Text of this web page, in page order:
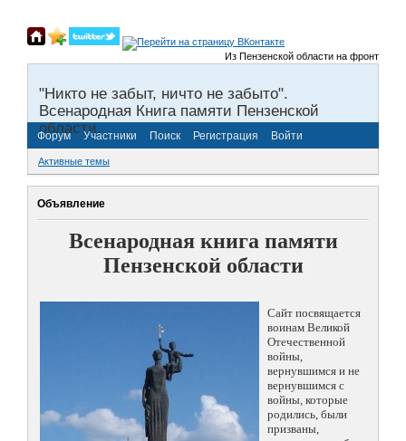
Из Пензенской области на фронты
"Никто не забыт, ничто не забыто".
Всенародная Книга памяти Пензенской
области.
Форум Участники Поиск Регистрация Войти
Активные темы
Объявление
Всенародная книга памяти
Пензенской области
Сайт посвящается
воинам Великой
Отечественной
войны,
вернувшимся и не
вернувшимся с
войны, которые
родились, были
призваны,